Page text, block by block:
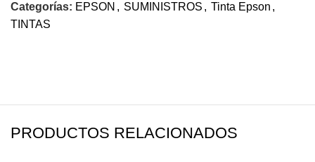
Categorías: EPSON , SUMINISTROS , Tinta Epson ,
TINTAS
PRODUCTOS RELACIONADOS